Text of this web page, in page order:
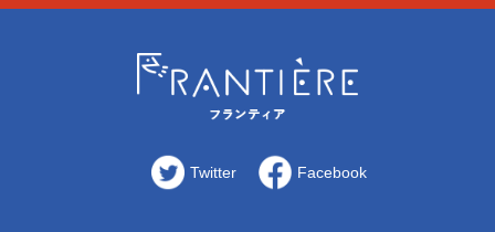
Twitter Facebook